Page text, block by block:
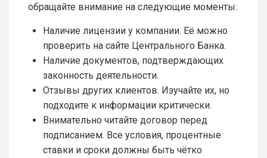
обращайте внимание на следующие моменты:
Наличие лицензии у компании. Её можно
проверить на сайте Центрального Банка.
Наличие документов, подтверждающих
законность деятельности.
Отзывы других клиентов. Изучайте их, но
подходите к информации критически.
Внимательно читайте договор перед
подписанием. Все условия, процентные
ставки и сроки должны быть чётко